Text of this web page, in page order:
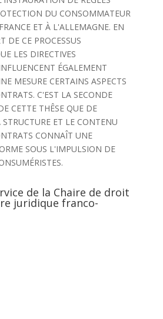
DU CONSOMMATEUR
ET À L'ALLEMAGNE. EN
DE CE PROCESSUS
LES DIRECTIVES
ÉGALEMENT
MESURE CERTAINS ASPECTS
C'EST LA SECONDE
CETTE THÊSE QUE DE
ET LE CONTENU
CONNAÎT UNE
SOUS L'IMPULSION DE
de la Chaire de droit
juridique franco-